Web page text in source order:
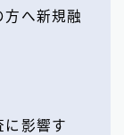
方へ新規融
に影響す